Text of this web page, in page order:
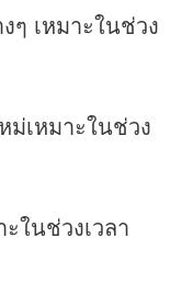
ๆ เหมาะในช่วง
ม่เหมาะในช่วง
ะในช่วงเวลา